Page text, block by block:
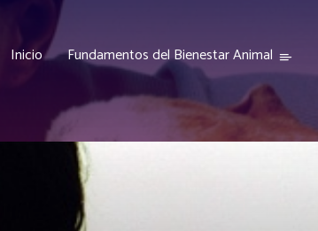
Inicio Fundamentos del Bienestar Animal